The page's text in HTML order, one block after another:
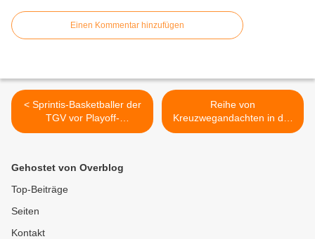
Einen Kommentar hinzufügen
< Sprintis-Basketballer der
TGV vor Playoff-
Entscheidungsspiel am
Reihe von
Kreuzwegandachten in der
Fastenzeit in Veitshöchheim
Gehostet von Overblog
Top-Beiträge
Seiten
Kontakt